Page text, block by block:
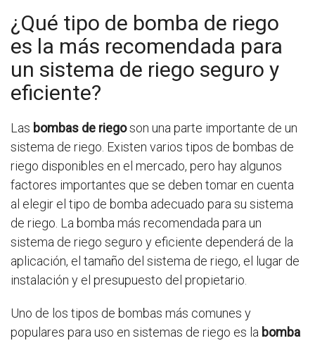
¿Qué tipo de bomba de riego
es la más recomendada para
un sistema de riego seguro y
eficiente?
Las bombas de riegoson una parte importante de un
sistema de riego. Existen varios tipos de bombas de
riego disponibles en el mercado, pero hay algunos
factores importantes que se deben tomar en cuenta
al elegir el tipo de bomba adecuado para su sistema
de riego. La bomba más recomendada para un
sistema de riego seguro y eficiente dependerá de la
aplicación, el tamaño del sistema de riego, el lugar de
instalación y el presupuesto del propietario.
Uno de los tipos de bombas más comunes y
populares para uso en sistemas de riego es la bomba